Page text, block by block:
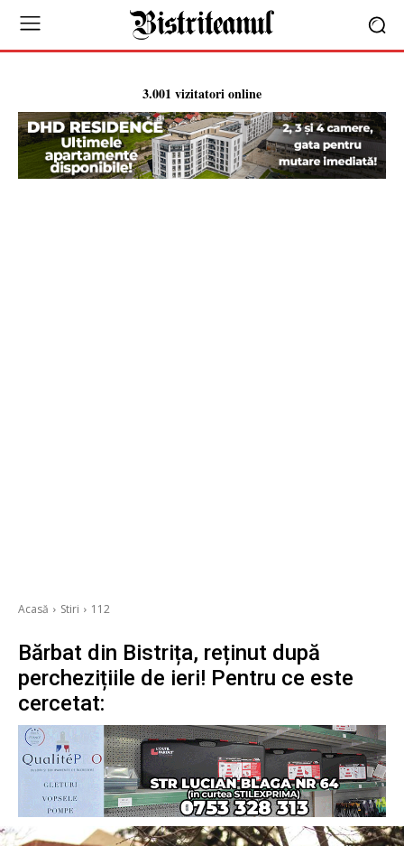
3.001 vizitatori online
Acasă Stiri 112
Bărbat din Bistrița, reținut după
perchezițiile de ieri! Pentru ce este
cercetat: